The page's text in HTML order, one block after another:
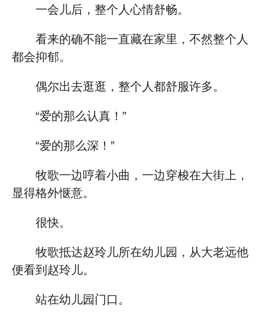
一会儿后，整个人心情舒畅。
看来的确不能一直藏在家里，不然整个人
都会抑郁。
偶尔出去逛逛，整个人都舒服许多。
“爱的那么认真！”
“爱的那么深！”
牧歌一边哼着小曲，一边穿梭在大街上，
显得格外惬意。
很快。
牧歌抵达赵玲儿所在幼儿园，从大老远他
便看到赵玲儿。
站在幼儿园门口。